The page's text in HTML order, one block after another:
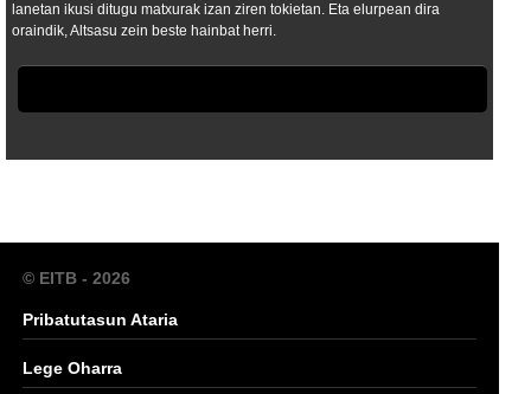
lanetan ikusi ditugu matxurak izan ziren tokietan. Eta elurpean dira
oraindik, Altsasu zein beste hainbat herri.
© EITB - 2026
Pribatutasun Ataria
Lege Oharra